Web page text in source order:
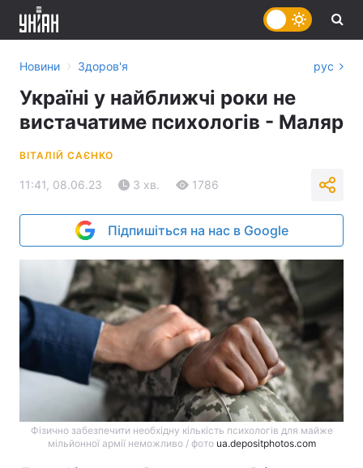
Новини › Здоров'я рус
Україні у найближчі роки не
вистачатиме психологів - Маляр
ВІТАЛІЙ САЄНКО
11:41, 08.06.23 3 хв. 1786
Підпишіться на нас в Google
Фізично забезпечити необхідну кількість психологів для майже
мільйонної армії неможливо / фото ua.depositphotos.com